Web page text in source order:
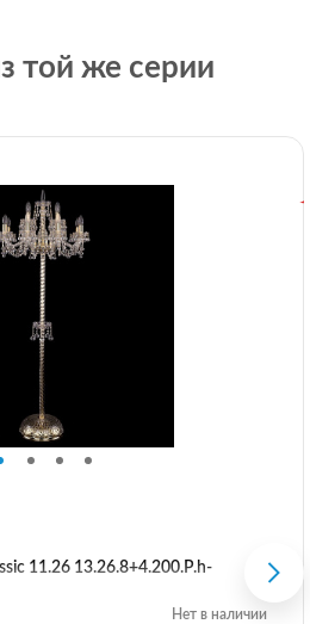
той же серии
11.26 13.26.8+4.200.P.h-
Нет в наличии